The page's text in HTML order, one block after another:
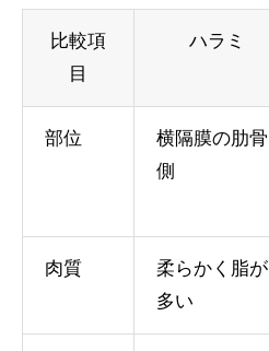
比較項
目
ハラミ
部位
横隔膜の肋骨
側
肉質
柔らかく脂が
多い